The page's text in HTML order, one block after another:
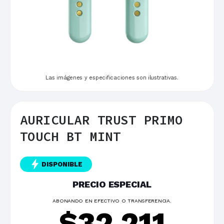
Las imágenes y especificaciones son ilustrativas.
AURICULAR TRUST PRIMO
TOUCH BT MINT
DISPONIBLE
PRECIO ESPECIAL
ABONANDO EN EFECTIVO O TRANSFERENCIA.